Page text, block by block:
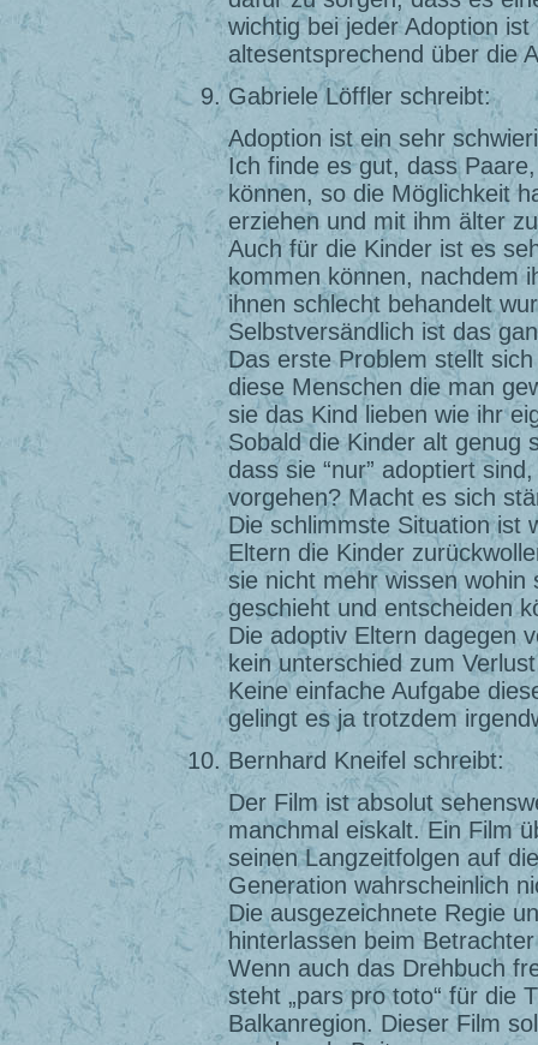
wichtig bei jeder Adoption
altesentsprechend über die
Gabriele Löffler schreibt:
Adoption ist ein sehr
Ich finde es gut, dass
können, so die Möglichkeit
erziehen und mit ihm älter
Auch für die Kinder ist es
kommen können, nachdem
ihnen schlecht behandelt
Selbstversändlich ist das
Das erste Problem stellt
diese Menschen die man
sie das Kind lieben wie ihr
Sobald die Kinder alt genug
dass sie “nur” adoptiert
vorgehen? Macht es sich
Die schlimmste Situation ist
Eltern die Kinder
sie nicht mehr wissen wohin
geschieht und entscheiden
Die adoptiv Eltern dagegen
kein unterschied zum
Keine einfache Aufgabe
gelingt es ja trotzdem
Bernhard Kneifel schreibt:
Der Film ist absolut
manchmal eiskalt. Ein Film
seinen Langzeitfolgen auf
Generation wahrscheinlich
Die ausgezeichnete Regie
hinterlassen beim
Wenn auch das Drehbuch
steht „pars pro toto“ für die
Balkanregion. Dieser Film